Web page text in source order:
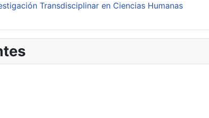
Transdisciplinar en Ciencias Humanas